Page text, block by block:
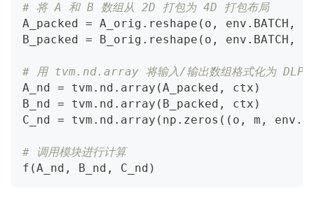
# 将 A 和 B 数组从 2D 打包为 4D 打包布局
A_packed = A_orig . reshape ( o , env . BATCH ,
B_packed = B_orig . reshape ( o , env . BATCH ,
# 用 tvm.nd.array 将输入/输出数组格式化为
A_nd = tvm . nd . array (A_packed , ctx )
B_nd = tvm . nd . array ( B_packed , ctx )
C_nd = tvm . nd . array ( np . zeros ( ( o , m , env .
# 调用模块进行计算
f (A_nd , B_nd , C_nd )